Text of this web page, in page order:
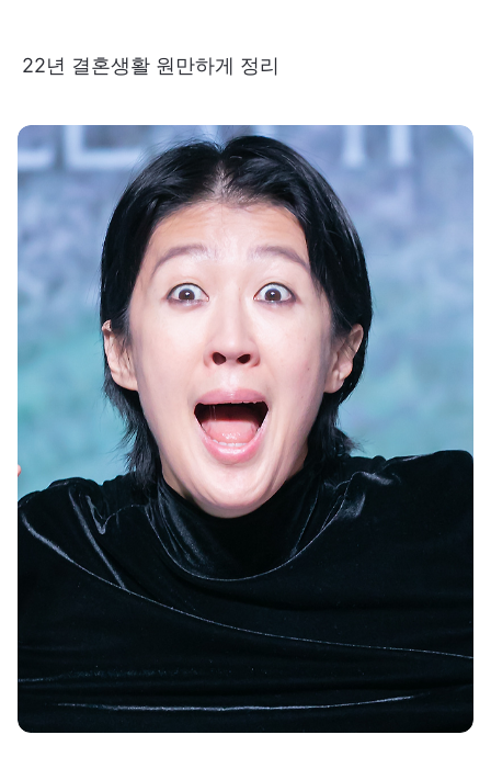
22년 결혼생활 원만하게 정리